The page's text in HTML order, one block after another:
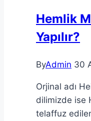
Hemlik
Yapılır?
ByAdmin 30
Orjinal adı
dilimizde ise
telaffuz